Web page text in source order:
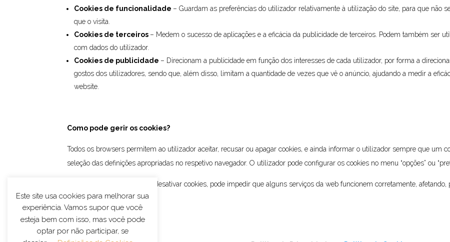
Cookies de funcionalidade – Guardam as preferências do utilizador relativamente à utilização do site, para que não
que o visita.
Cookies de terceiros – Medem o sucesso de aplicações e a eficácia da publicidade de terceiros. Podem também ser
com dados do utilizador.
Cookies de publicidade – Direcionam a publicidade em função dos interesses de cada utilizador, por forma a
gostos dos utilizadores, sendo que, além disso, limitam a quantidade de vezes que vê o anúncio, ajudando a medir a
website.
Como pode gerir os cookies?
Todos os browsers permitem ao utilizador aceitar, recusar ou apagar cookies, e ainda informar o utilizador sempre que um
seleção das definições apropriadas no respetivo navegador. O utilizador pode configurar os cookies no menu “opções” ou
Note-se, no entanto, que, ao desativar cookies, pode impedir que alguns serviços da web funcionem corretamente,
Este site usa cookies para melhorar sua
experiência. Vamos supor que você
esteja bem com isso, mas você pode
optar por não participar, se